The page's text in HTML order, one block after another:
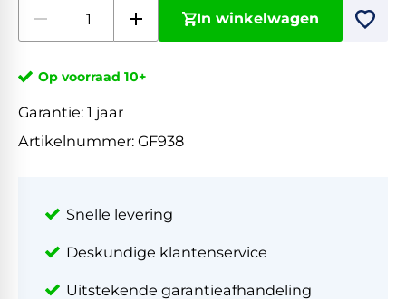
In winkelwagen
Op voorraad 10+
Garantie: 1 jaar
Artikelnummer: GF938
Snelle levering
Deskundige klantenservice
Uitstekende garantieafhandeling